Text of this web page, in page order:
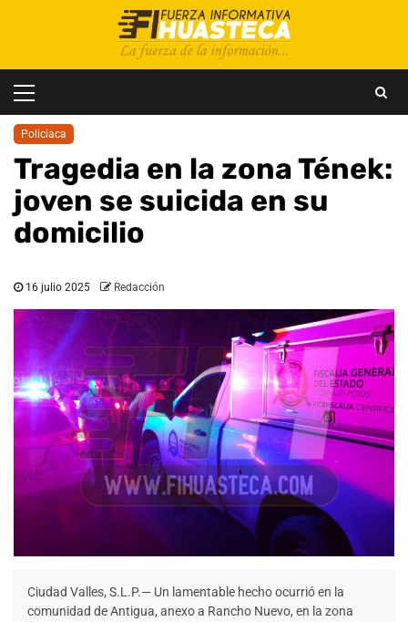
principal
Policiaca
Tragedia en la zona Tének:
joven se suicida en su
domicilio
16 julio 2025 Redacción
Ciudad Valles, S.L.P.— Un lamentable hecho ocurrió en la
comunidad de Antigua, anexo a Rancho Nuevo, en la zona